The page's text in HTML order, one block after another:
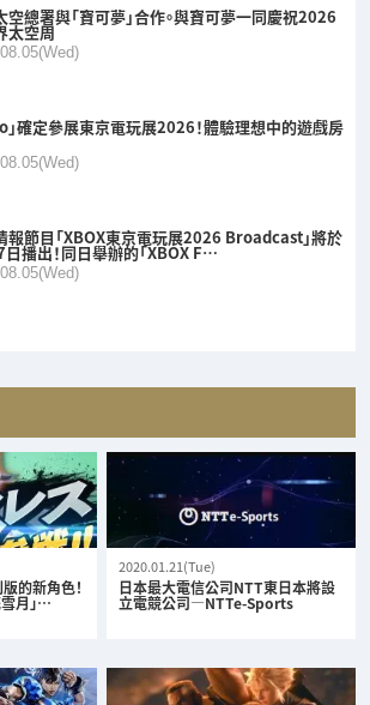
空總署與「寶可夢」合作。與寶可夢一同慶祝2026
太空周
」確定參展東京電玩展2026！體驗理想中的遊戲房
報節目「XBOX東京電玩展2026 Broadcast」將於
播出！同日舉辦的「XBOX F…
的新角色！
月」…
2020.01.21(Tue)
日本最大電信公司NTT東日本將設
立電競公司—NTTe-Sports